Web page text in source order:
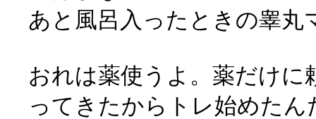
あと風呂入ったときの睾丸
おれは薬使うよ。薬だけ
ってきたからトレ始めたん